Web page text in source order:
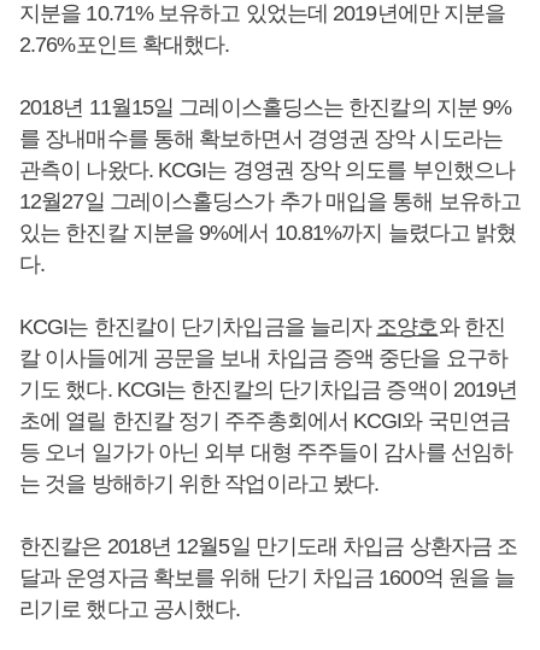
지분을 10.71% 보유하고 있었는데 2019년에만 지분을
2.76%포인트 확대했다.
2018년 11월15일 그레이스홀딩스는 한진칼의 지분 9%
를 장내매수를 통해 확보하면서 경영권 장악 시도라는
관측이 나왔다. KCGI는 경영권 장악 의도를 부인했으나
12월27일 그레이스홀딩스가 추가 매입을 통해 보유하고
있는 한진칼 지분을 9%에서 10.81%까지 늘렸다고 밝혔
다.
KCGI는 한진칼이 단기차입금을 늘리자 조양호와 한진
칼 이사들에게 공문을 보내 차입금 증액 중단을 요구하
기도 했다. KCGI는 한진칼의 단기차입금 증액이 2019년
초에 열릴 한진칼 정기 주주총회에서 KCGI와 국민연금
등 오너 일가가 아닌 외부 대형 주주들이 감사를 선임하
는 것을 방해하기 위한 작업이라고 봤다.
한진칼은 2018년 12월5일 만기도래 차입금 상환자금 조
달과 운영자금 확보를 위해 단기 차입금 1600억 원을 늘
리기로 했다고 공시했다.